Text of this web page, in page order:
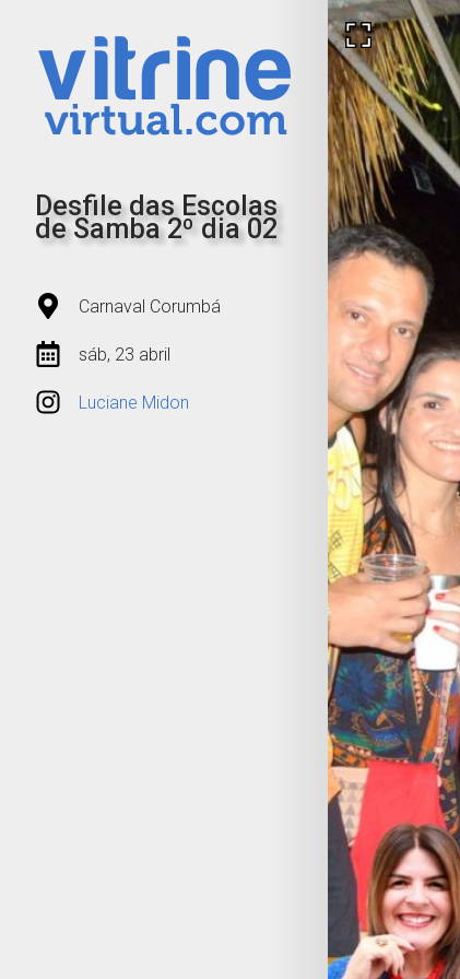
Desfile das Escolas
de Samba 2º dia 02
Carnaval Corumbá
sáb, 23 abril
Luciane Midon